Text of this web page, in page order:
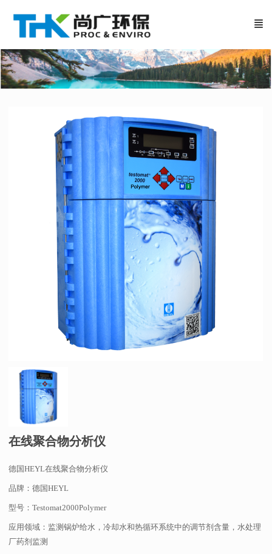
在线聚合物分析仪
德国HEYL在线聚合物分析仪
品牌：德国HEYL
型号：Testomat2000Polymer
应用领域：监测锅炉给水，冷却水和热循环系统中的调节剂含量，水处理
厂药剂监测